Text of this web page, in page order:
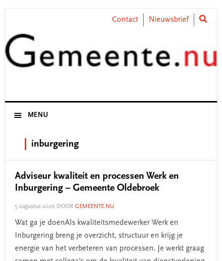
Skip
primary
navigation
Skip
content
Skip
primary
sidebar
Skip
footer
Contact Nieuwsbrief
MENU
inburgering
Adviseur kwaliteit en processen Werk en
Inburgering – Gemeente Oldebroek
5 augustus 2026 DOOR GEMEENTE.NU
Wat ga je doenAls kwaliteitsmedewerker Werk en
Inburgering breng je overzicht, structuur en krijg je
energie van het verbeteren van processen. Je werkt graag